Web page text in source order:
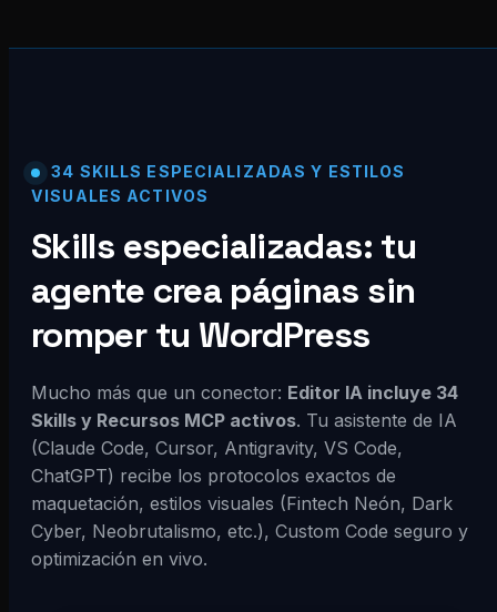
34 SKILLS ESPECIALIZADAS Y ESTILOS
VISUALES ACTIVOS
Skills especializadas: tu
agente crea páginas sin
romper tu WordPress
Mucho más que un conector: Editor IA incluye 34
Skills y Recursos MCP activos. Tu asistente de IA
(Claude Code, Cursor, Antigravity, VS Code,
ChatGPT) recibe los protocolos exactos de
maquetación, estilos visuales (Fintech Neón, Dark
Cyber, Neobrutalismo, etc.), Custom Code seguro y
optimización en vivo.